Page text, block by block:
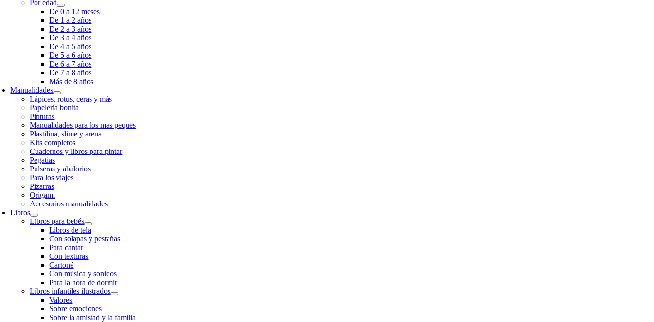
Por edad
De 0 a 12 meses
De 1 a 2 años
De 2 a 3 años
De 3 a 4 años
De 4 a 5 años
De 5 a 6 años
De 6 a 7 años
De 7 a 8 años
Más de 8 años
Manualidades
Lápices, rotus, ceras y más
Papelería bonita
Pinturas
Manualidades para los mas peques
Plastilina, slime y arena
Kits completos
Cuadernos y libros para pintar
Pegatias
Pulseras y abalorios
Para los viajes
Pizarras
Origami
Accesorios manualidades
Libros
Libros para bebés
Libros de tela
Con solapas y pestañas
Para cantar
Con texturas
Cartoné
Con música y sonidos
Para la hora de dormir
Libros infantiles ilustrados
Valores
Sobre emociones
Sobre la amistad y la familia